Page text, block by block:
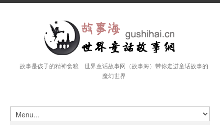
故事是孩子的精神食粮 世界童话故事网（故事海）带你走进童话故事的
魔幻世界